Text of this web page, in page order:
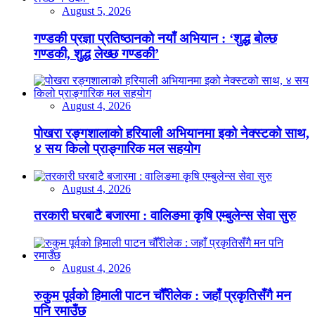
August 5, 2026
गण्डकी प्रज्ञा प्रतिष्ठानको नयाँ अभियान : ‘शुद्ध बोल्छ
गण्डकी, शुद्ध लेख्छ गण्डकी’
August 4, 2026
पोखरा रङ्गशालाको हरियाली अभियानमा इको नेक्स्टको साथ,
४ सय किलो प्राङ्गारिक मल सहयोग
August 4, 2026
तरकारी घरबाटै बजारमा : वालिङमा कृषि एम्बुलेन्स सेवा सुरु
August 4, 2026
रुकुम पूर्वको हिमाली पाटन चौँरीलेक : जहाँ प्रकृतिसँगै मन
पनि रमाउँछ